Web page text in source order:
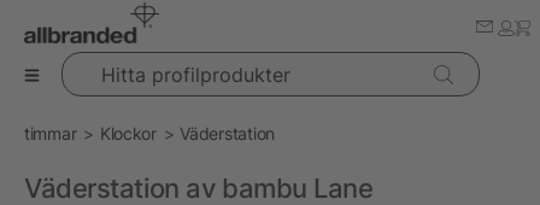
Hitta profilprodukter
timmar Klockor Väderstation
Väderstation av bambu Lane